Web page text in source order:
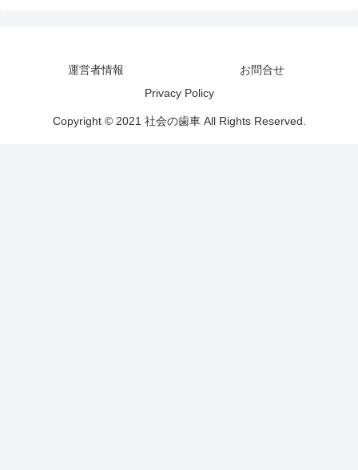
運営者情報
お問合せ
Privacy Policy
Copyright © 2021 社会の歯車 All Rights Reserved.